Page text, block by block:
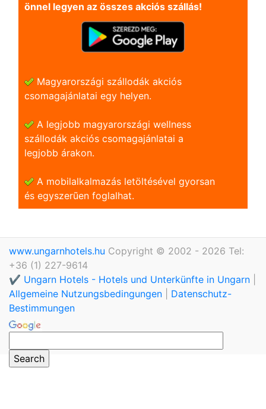
önnel legyen az összes akciós szállás!
Magyarországi szállodák akciós
csomagajánlatai egy helyen.
A legjobb magyarországi wellness
szállodák akciós csomagajánlatai a
legjobb árakon.
A mobilalkalmazás letöltésével gyorsan
és egyszerũen foglalhat.
www.ungarnhotels.hu Copyright © 2002 - 2026 Tel:
+36 (1) 227-9614
✔️ Ungarn Hotels - Hotels und Unterkünfte in Ungarn
Allgemeine Nutzungsbedingungen
Datenschutz-
Bestimmungen